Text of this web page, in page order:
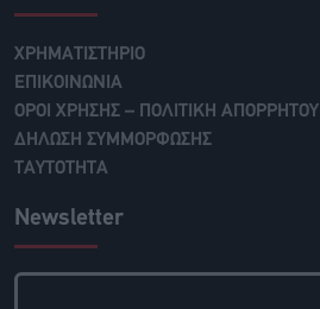
ΧΡΗΜΑΤΙΣΤΗΡΙΟ
ΕΠΙΚΟΙΝΩΝΙΑ
ΟΡΟΙ ΧΡΗΣΗΣ – ΠΟΛΙΤΙΚΗ ΑΠΟΡΡΗΤΟΥ
ΔΗΛΩΣΗ ΣΥΜΜΟΡΦΩΣΗΣ
ΤΑΥΤΟΤΗΤΑ
Newsletter